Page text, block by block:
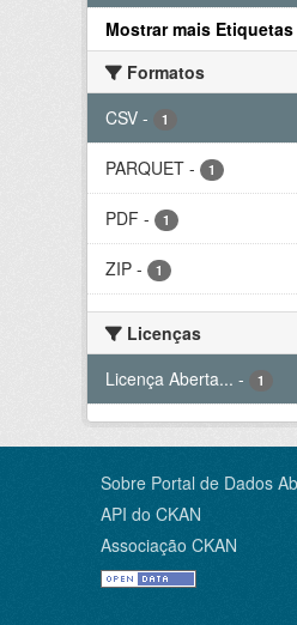
Mostrar mais Etiquetas
Formatos
CSV - 1
PARQUET - 1
PDF - 1
ZIP - 1
Licenças
Licença Aberta... - 1
Sobre Portal de Dados
API do CKAN
Associação CKAN